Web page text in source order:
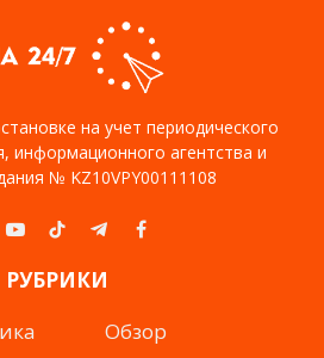
на учет периодического
информационного агентства и
№ KZ10VPY00111108
YouTubeTikTokTelegramFacebook
РУБРИКИ
Обзор